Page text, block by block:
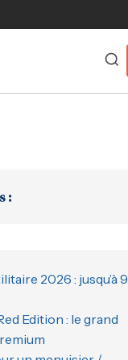
:
2026 : jusqu’à 9
Edition : le grand